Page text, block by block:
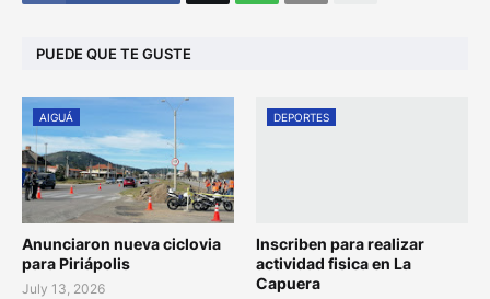
PUEDE QUE TE GUSTE
AIGUÁ
Anunciaron nueva ciclovia
para Piriápolis
July 13, 2026
DEPORTES
Inscriben para realizar
actividad fisica en La
Capuera